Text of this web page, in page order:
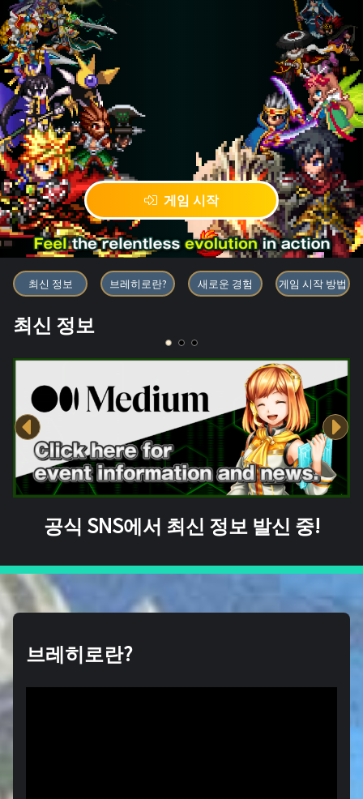
게임 시작
블록체인 게임 「BRAVE
최신 정보 브레히로란? 새로운 경험 게임 시작 방법
최신 정보
공식 SNS에서 최신 정보 발신 중!
브레히로란?